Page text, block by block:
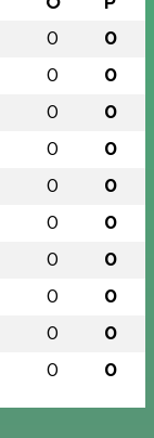
0 0
0 0
0 0
0 0
0 0
0 0
0 0
0 0
0 0
0 0